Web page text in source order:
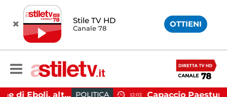
Stile TV HD
Canale 78 OTTIENI
Caos alla stazione di Eboli, alterco a bordo: malore per la capotreno e Intercity per Taranto fermo per ore POLITICA 12:02